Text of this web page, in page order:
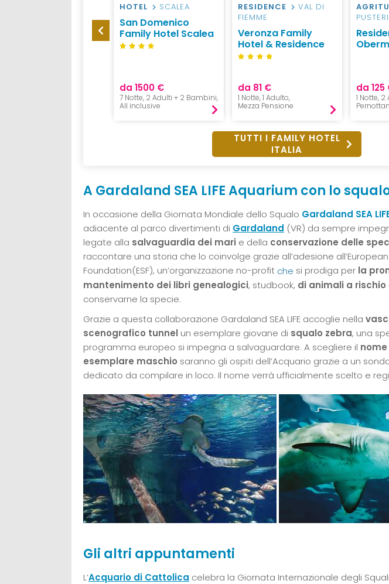
HOTEL SCALEA
San Domenico
Family Hotel Scalea
da 1500 €
7 Notte, 2 Adulti + 2 Bambini,
All inclusive
RESIDENCE
VAL DI
FIEMME
Veronza Family
Hotel & Residence
da 81 €
1 Notte, 1 Adulto,
Mezza Pensione
da 125
1 Notte,
TUTTI I FAMILY HOTEL
ITALIA
A Gardaland SEA LIFE Aquarium con lo
In occasione della Giornata Mondiale dello Squalo Gardaland SEA
adiacente al parco divertimenti di Gardaland (VR) da sempre
legate alla salvaguardia dei mari e della conservazione delle
raccontare una storia che lo coinvolge grazie all’adesione
Foundation(ESF), un’organizzazione no-profit che si prodiga per la
mantenimento dei libri genealogici, studbook, di animali a rischio
conservarne la specie.
Grazie a questa collaborazione Gardaland SEA LIFE accoglie nella
scenografico tunnel un esemplare giovane di squalo zebra, una
programma europeo si impegna a salvaguardare. A scegliere il
esemplare maschio saranno gli ospiti dell’Acquario grazie a un
dedicato da compilare in loco. Il nome verrà ufficialmente scelto e
Gli altri appuntamenti
L’Acquario di Cattolica celebra la Giornata Internazionale degli